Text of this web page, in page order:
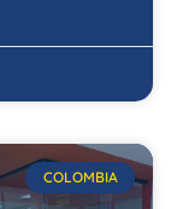
COLOMBIA